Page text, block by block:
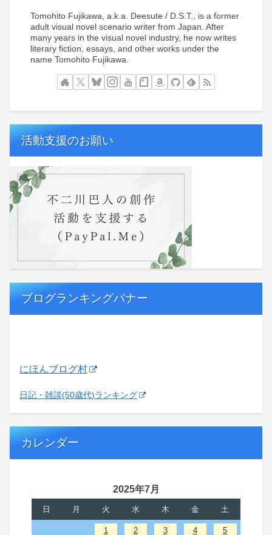
Tomohito Fujikawa, a.k.a. Deesute / D.S.T., is a former
adult visual novel scenario writer from Japan. After
many years in the visual novel industry, he now writes
literary fiction, essays, and other works under the
活動支援のお願い
カレンダー
2025年7月
日 月 火 水 木 金 土